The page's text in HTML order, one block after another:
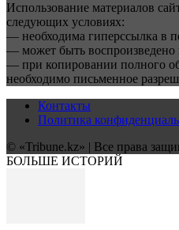
Использование материалов
следующих условиях:
— необходима гиперссылка в
— может быть воспроизведено
— при копировании полного
необходимо письменное
Контакты
Политика
© «Tribune.kz» | Все права
БОЛЬШЕ ИСТОРИЙ